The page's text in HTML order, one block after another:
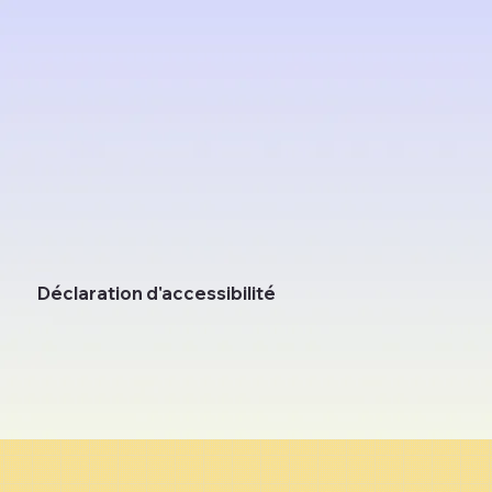
Déclaration d'accessibilité